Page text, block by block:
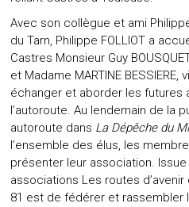
Avec son collègue et ami Philippe
du Tarn, Philippe FOLLIOT a
Castres Monsieur Guy
et Madame MARTINE
échanger et aborder les futures
l’autoroute. Au lendemain de la
autoroute dans La Dépêche du
l’ensemble des élus, les
présenter leur association.
associations Les routes d’avenir
81 est de fédérer et rassembler